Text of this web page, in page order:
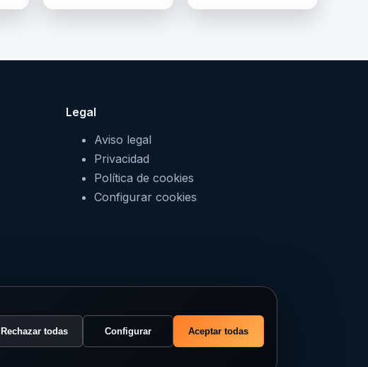
Legal
Aviso legal
Privacidad
Política de cookies
Configurar cookies
Rechazar todas Configurar Aceptar todas